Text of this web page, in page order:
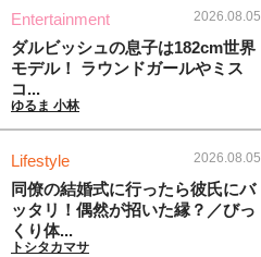
Entertainment 2026.08.05
ダルビッシュの息子は182cm世界
モデル！ ラウンドガールやミス
コ...
ゆるま 小林
Lifestyle 2026.08.05
同僚の結婚式に行ったら彼氏にバ
ッタリ！偶然が招いた縁？／びっ
くり体...
トシタカマサ